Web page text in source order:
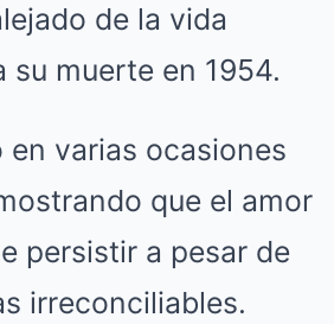
de la vida
su muerte en 1954.
varias ocasiones
que el amor
persistir a pesar de
irreconciliables.